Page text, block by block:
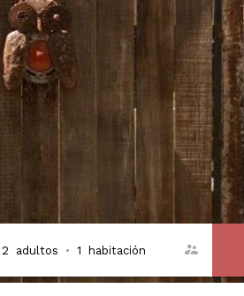
2 adultos • 1 habitación